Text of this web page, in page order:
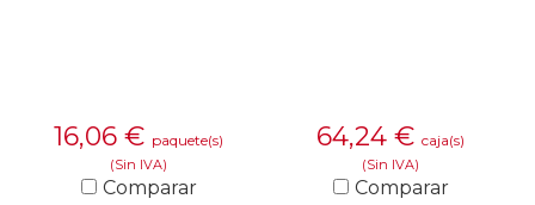
16,06 € paquete(s)
(Sin IVA)
Comparar
64,24 € caja(s)
(Sin IVA)
Comparar